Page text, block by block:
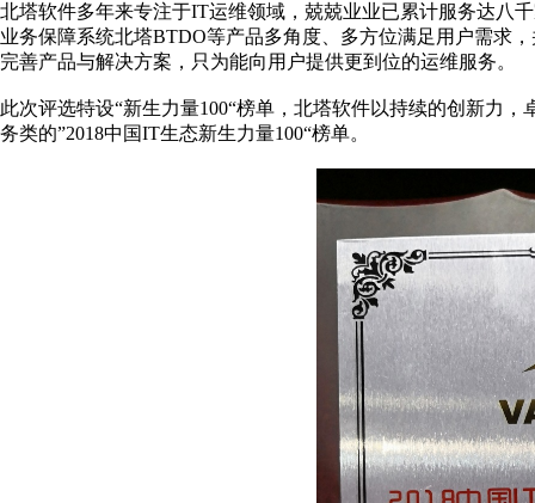
北塔软件多年来专注于IT运维领域，兢兢业业已累计服务达八
业务保障系统北塔BTDO等产品多角度、多方位满足用户需求
完善产品与解决方案，只为能向用户提供更到位的运维服务。
此次评选特设“新生力量100“榜单，北塔软件以持续的创新力
务类的”2018中国IT生态新生力量100“榜单。